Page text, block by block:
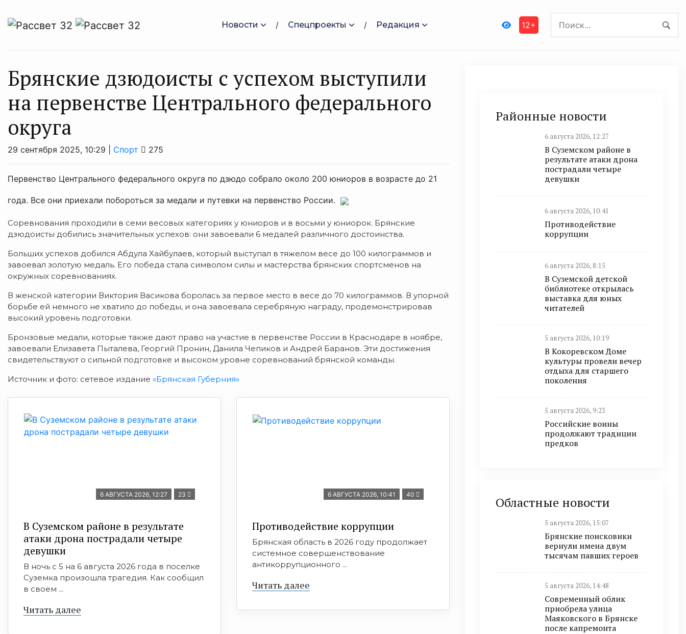
Новости Спецпроекты Редакция 12+
Брянские дзюдоисты с успехом выступили
на первенстве Центрального федерального
округа
29 сентября 2025, 10:29 | Спорт 275
Первенство Центрального федерального округа по дзюдо собрало около 200 юниоров в возрасте до 21
года. Все они приехали побороться за медали и путевки на первенство России.
Соревнования проходили в семи весовых категориях у юниоров и в восьми у юниорок. Брянские
дзюдоисты добились значительных успехов: они завоевали 6 медалей различного достоинства.
Больших успехов добился Абдула Хайбулаев, который выступал в тяжелом весе до 100 килограммов и
завоевал золотую медаль. Его победа стала символом силы и мастерства брянских спортсменов на
окружных соревнованиях.
В женской категории Виктория Васикова боролась за первое место в весе до 70 килограммов. В упорной
борьбе ей немного не хватило до победы, и она завоевала серебряную награду, продемонстрировав
высокий уровень подготовки.
Бронзовые медали, которые также дают право на участие в первенстве России в Краснодаре в ноябре,
завоевали Елизавета Пыталева, Георгий Пронин, Данила Чепиков и Андрей Баранов. Эти достижения
свидетельствуют о сильной подготовке и высоком уровне соревнований брянской команды.
Источник и фото: сетевое издание «Брянская Губерния»
6 АВГУСТА 2026, 12:27 23
В Суземском районе в результате
атаки дрона пострадали четыре
девушки
В ночь с 5 на 6 августа 2026 года в поселке
Суземка произошла трагедия. Как сообщил
в своем ...
Читать далее
6 АВГУСТА 2026, 10:41 40
Противодействие коррупции
Брянская область в 2026 году продолжает
системное совершенствование
антикоррупционного ...
Читать далее
Районные новости
6 августа 2026, 12:27
В Суземском районе в
результате атаки дрона
пострадали четыре
девушки
6 августа 2026, 10:41
Противодействие
коррупции
6 августа 2026, 8:15
В Суземской детской
библиотеке открылась
выставка для юных
читателей
5 августа 2026, 10:19
В Кокоревском Доме
культуры провели вечер
отдыха для старшего
поколения
5 августа 2026, 9:23
Российские воины
продолжают традиции
предков
Областные новости
5 августа 2026, 15:07
Брянские поисковики
вернули имена двум
тысячам павших героев
5 августа 2026, 14:48
Современный облик
приобрела улица
Маяковского в Брянске
после капремонта